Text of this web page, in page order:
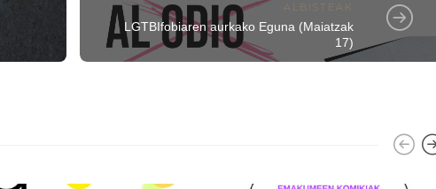
ALBISTEAK
LGTBIfobiaren aurkako Eguna (Maiatzak
17)